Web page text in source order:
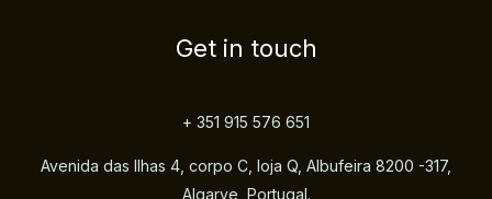
Get in touch
+ 351 915 576 651
Avenida das Ilhas 4, corpo C, loja Q, Albufeira 8200 -317,
Algarve, Portugal.